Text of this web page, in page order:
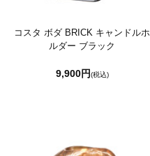
コスタ ボダ BRICK キャンドルホ
ルダー ブラック
9,900円(税込)